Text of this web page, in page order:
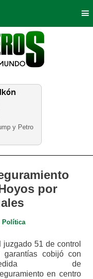
y Petro
Deportes
Neira
por
Política
juzgado 51 de control
garantías cobijó con
de
en centro